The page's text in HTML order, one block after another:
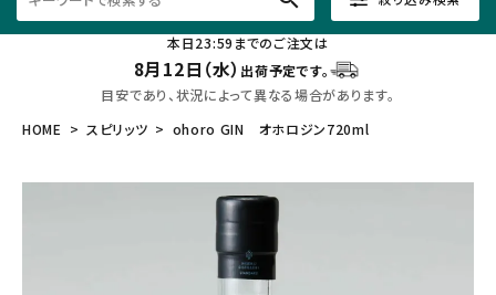
本日23:59までのご注文は
8月12日（水） 出荷予定です。
目安であり、状況によって異なる場合があります。
HOME
スピリッツ ohoro GIN オホロジン720ml